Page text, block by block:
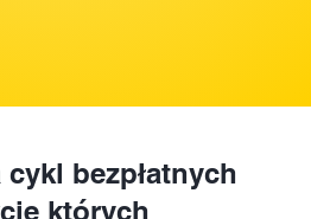
bezpłatnych
których